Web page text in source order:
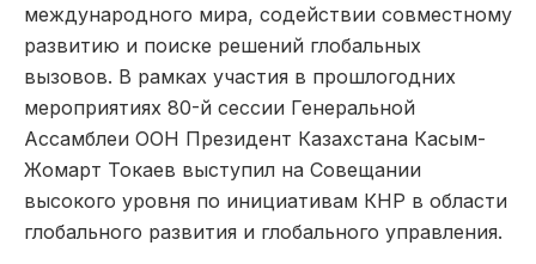
международного мира, содействии совместному
развитию и поиске решений глобальных
вызовов. В рамках участия в прошлогодних
мероприятиях 80-й сессии Генеральной
Ассамблеи ООН Президент Казахстана Касым-
Жомарт Токаев выступил на Совещании
высокого уровня по инициативам КНР в области
глобального развития и глобального управления.